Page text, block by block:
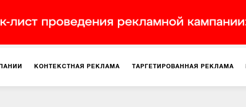
КОНТЕКСТНАЯ РЕКЛАМА ТАРГЕТИРОВАННАЯ РЕКЛАМА